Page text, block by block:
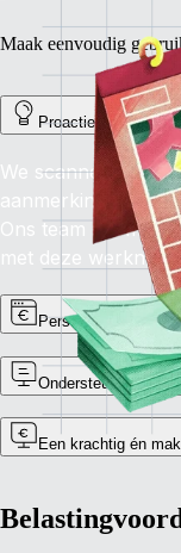
Maak eenvoudig
Proactieve checks
We scannen
aanmerking
Ons team neemt
met deze
Persoonlijke
Ondersteuning bij
Een krachtig én